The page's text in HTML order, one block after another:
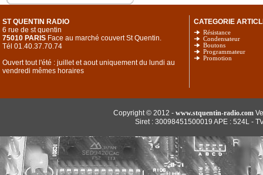
ST QUENTIN RADIO
6 rue de st quentin
75010 PARIS Face au marché couvert St Quentin.
Tél 01.40.37.70.74
Ouvert tout l'été : juillet et aout uniquement du lundi au
vendredi mêmes horaires
CATEGORIE
Résistance
Condensateur
Boutons
Programmateur
Promotion
Copyright © 2012 - www.stquentin-radio.com
Siret : 30098451500019 APE : 524L -